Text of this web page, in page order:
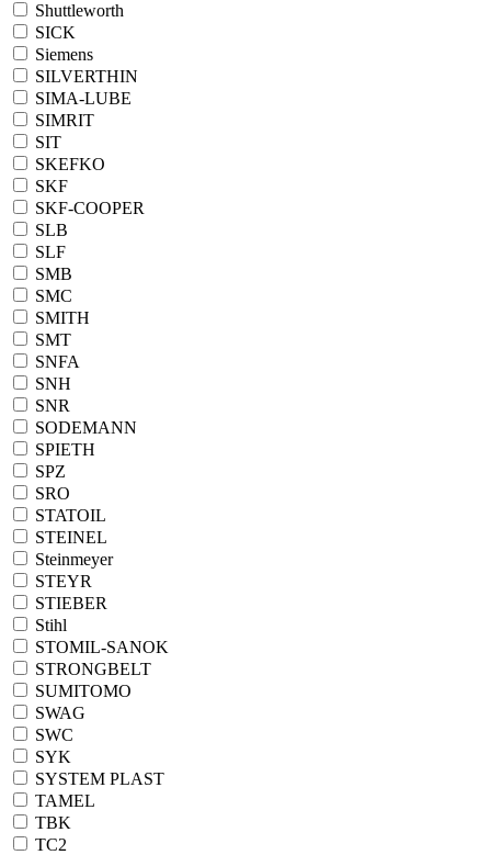
Shuttleworth
SICK
Siemens
SILVERTHIN
SIMA-LUBE
SIMRIT
SIT
SKEFKO
SKF
SKF-COOPER
SLB
SLF
SMB
SMC
SMITH
SMT
SNFA
SNH
SNR
SODEMANN
SPIETH
SPZ
SRO
STATOIL
STEINEL
Steinmeyer
STEYR
STIEBER
Stihl
STOMIL-SANOK
STRONGBELT
SUMITOMO
SWAG
SWC
SYK
SYSTEM PLAST
TAMEL
TBK
TC2